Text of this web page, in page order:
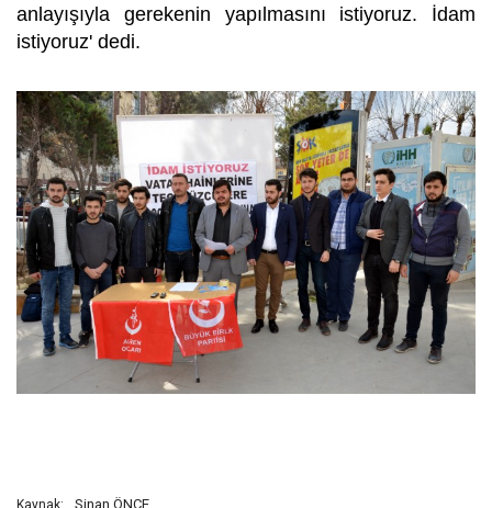
anlayışıyla gerekenin yapılmasını istiyoruz. İdam
istiyoruz' dedi.
Sinan ÖNCE